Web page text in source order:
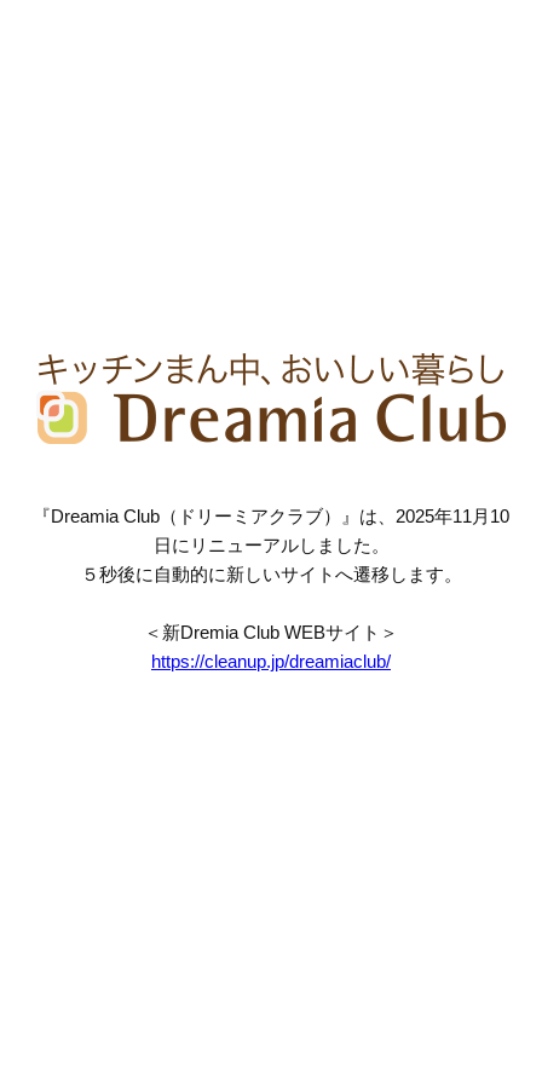
『Dreamia Club（ドリーミアクラブ）』は、2025年11月10
日にリニューアルしました。
５秒後に自動的に新しいサイトへ遷移します。
＜新Dremia Club WEBサイト＞
https://cleanup.jp/dreamiaclub/